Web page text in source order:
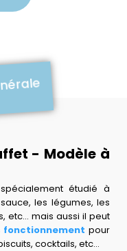
- Modèle à
étudié à
les légumes, les
etc... mais aussi il peut
fonctionnement pour
cocktails, etc...